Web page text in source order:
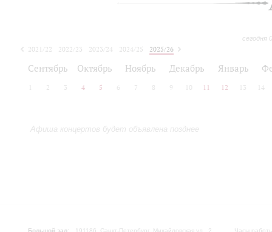
сегодня
2021/22 2022/23 2023/24 2024/25
2025/26
Сентябрь Октябрь Ноябрь Декабрь Январь
2 3 4 5 6 7 8 9 10 11 12 13 14
Афиша концертов будет объявлена позднее
Большой зал: 191186, Санкт-Петербург, Михайловская ул., 2 Часы